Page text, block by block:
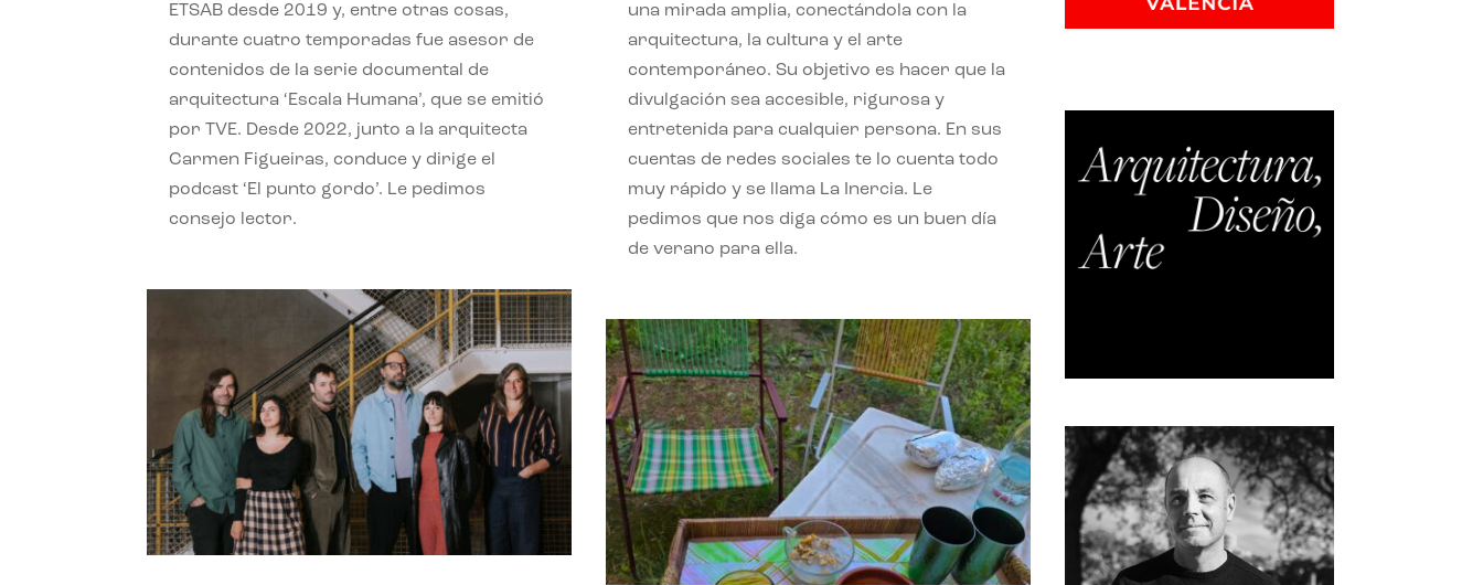
ETSAB desde 2019 y, entre otras cosas,
durante cuatro temporadas fue asesor de
contenidos de la serie documental de
arquitectura ‘Escala Humana’, que se emitió
por TVE. Desde 2022, junto a la arquitecta
Carmen Figueiras, conduce y dirige el
podcast ‘El punto gordo’. Le pedimos
consejo lector.
una mirada amplia, conectándola con la
arquitectura, la cultura y el arte
contemporáneo. Su objetivo es hacer que la
divulgación sea accesible, rigurosa y
entretenida para cualquier persona. En sus
cuentas de redes sociales te lo cuenta todo
muy rápido y se llama La Inercia. Le
pedimos que nos diga cómo es un buen día
de verano para ella.